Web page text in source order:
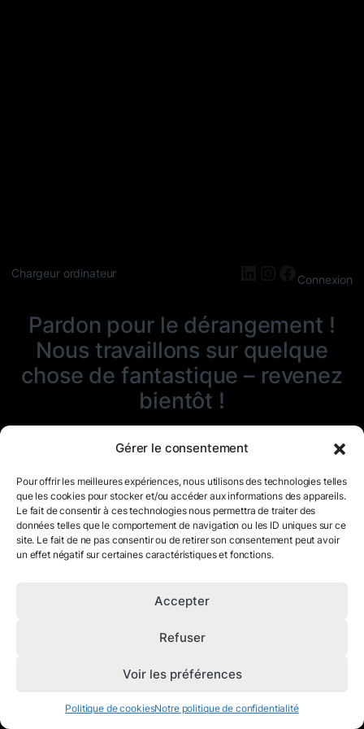
Gérer le consentement
Pour offrir les meilleures expériences, nous utilisons des technologies telles
que les cookies pour stocker et/ou accéder aux informations des appareils.
Le fait de consentir à ces technologies nous permettra de traiter des
données telles que le comportement de navigation ou les ID uniques sur ce
site. Le fait de ne pas consentir ou de retirer son consentement peut avoir
un effet négatif sur certaines caractéristiques et fonctions.
Accepter
Refuser
Voir les préférences
Politique de cookiesNotre politique de confidentialité
Chargeur ordinateur LinkedIn
Instagram
Connexion
Pardon pour le dérangement !
Nous travaillons sur quelque
chose de fantastique – revenez
bientôt !